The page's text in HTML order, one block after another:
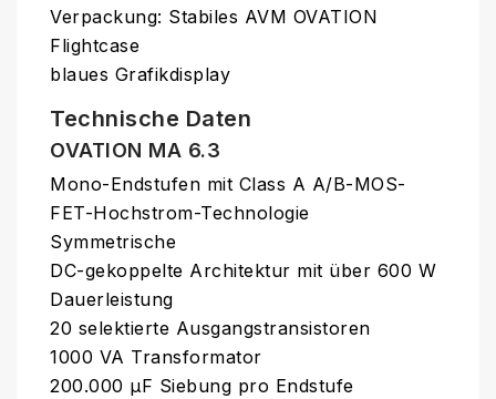
Verpackung: Stabiles AVM OVATION
Flightcase
blaues Grafikdisplay
Technische Daten
OVATION MA 6.3
Mono-Endstufen mit Class A A/B-MOS-
FET-Hochstrom-Technologie
Symmetrische
DC-gekoppelte Architektur mit über 600 W
Dauerleistung
20 selektierte Ausgangstransistoren
1000 VA Transformator
200.000 μF Siebung pro Endstufe